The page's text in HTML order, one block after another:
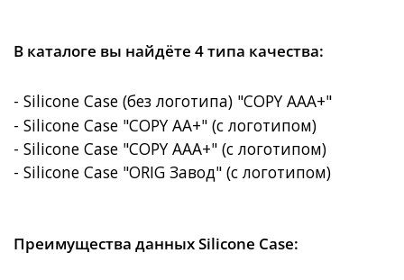
В каталоге вы найдёте 4 типа качества:
- Silicone Case (без логотипа) "COPY AAA+"
- Silicone Case "COPY AA+" (с логотипом)
- Silicone Case "COPY AAA+" (с логотипом)
- Silicone Case "ORIG Завод" (с логотипом)
Преимущества данных Silicone Case: